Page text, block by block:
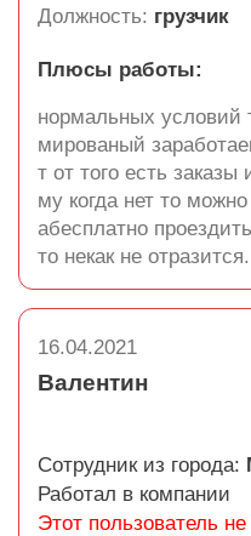
Должность: грузчик
Плюсы работы:
нормальных условий
мированый
т от того есть заказы
му когда нет то
абесплатно
то некак не отразится.
16.04.2021
Валентин
Сотрудник из города:
Работал в компании
Этот пользователь